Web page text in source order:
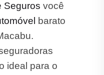
Seguros você
barato
ideal para o